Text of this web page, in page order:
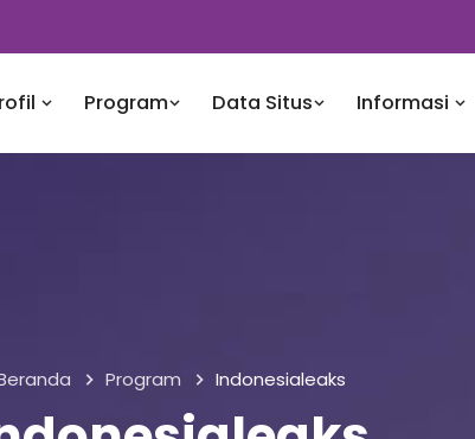
Program Data Situs Informasi
Program Indonesialeaks